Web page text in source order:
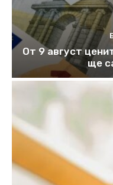
От 9 август
ще